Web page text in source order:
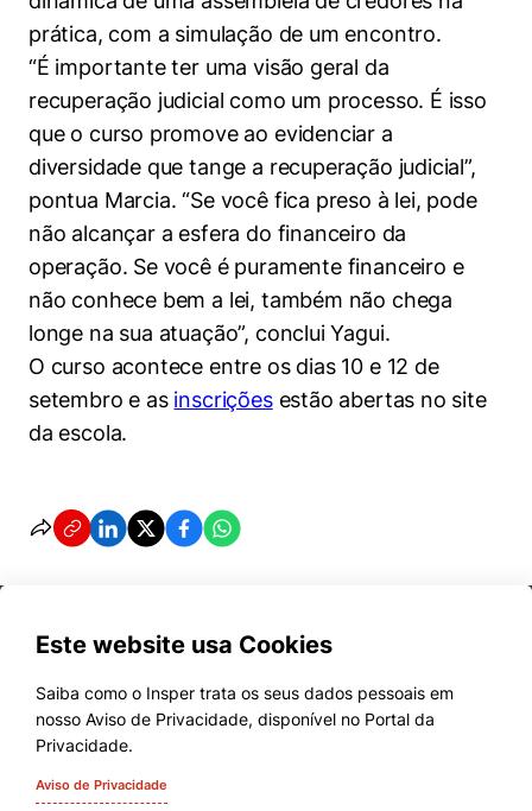
prática, com a simulação de um encontro.
“É importante ter uma visão geral da
recuperação judicial como um processo. É isso
que o curso promove ao evidenciar a
diversidade que tange a recuperação judicial”,
pontua Marcia. “Se você fica preso à lei, pode
não alcançar a esfera do financeiro da
operação. Se você é puramente financeiro e
não conhece bem a lei, também não chega
longe na sua atuação”, conclui Yagui.
O curso acontece entre os dias 10 e 12 de
setembro e as inscriçõesestão abertas no site
da escola.
Este website usa Cookies
Saiba como o Insper trata os seus dados pessoais em
nosso Aviso de Privacidade, disponível no Portal da
Privacidade.
Aviso de Privacidade
Cursos
Quem Somos